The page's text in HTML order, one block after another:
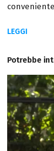
conveniente
LEGGI
Potrebbe